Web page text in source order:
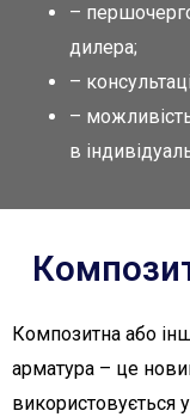
–
дилера;
–
–
в
Композитна або
арматура – це
використовується